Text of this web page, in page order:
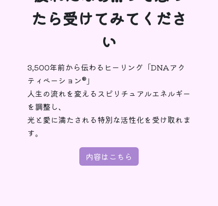
たら受けてみてくださ
い
3,500年前から伝わるヒーリング「DNAアク
ティベーション®︎」
人生の流れを変えるスピリチュアルエネルギー
を調整し、
光と愛に満たされる特別な活性化を受け取れま
す。
内容はこちら